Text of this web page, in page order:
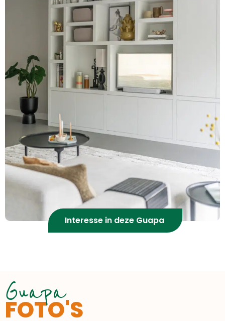
Interesse in deze Guapa
Guapa
FOTO'S